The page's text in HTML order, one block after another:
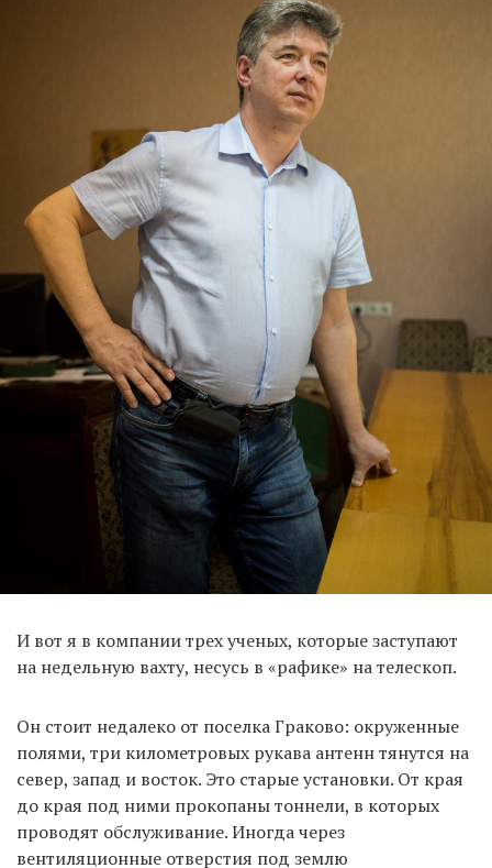
И вот я в компании трех ученых, которые заступают
на недельную вахту, несусь в «рафике» на телескоп.
Он стоит недалеко от поселка Граково: окруженные
полями, три километровых рукава антенн тянутся на
север, запад и восток. Это старые установки. От края
до края под ними прокопаны тоннели, в которых
проводят обслуживание. Иногда через
вентиляционные отверстия под землю